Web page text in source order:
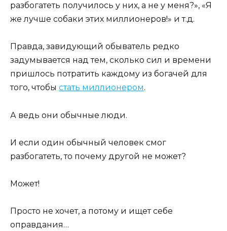
разбогатеть получилось у них, а не у меня?», «Я
же лучше собаки этих миллионеров!» и т.д.
Правда, завидующий обыватель редко
задумывается над тем, сколько сил и времени
пришлось потратить каждому из богачей для
того, чтобы стать миллионером.
А ведь они обычные люди.
И если один обычный человек смог
разбогатеть, то почему другой не может?
Может!
Просто не хочет, а потому и ищет себе
оправдания…